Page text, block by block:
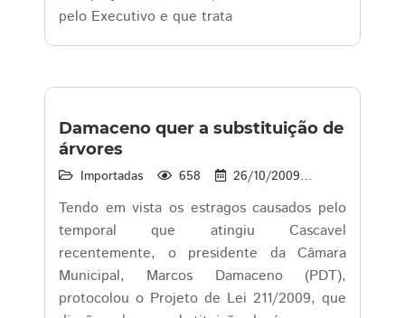
pelo Executivo e que trata
Damaceno quer a substituição de
árvores
Importadas 658 26/10/2009
Tendo em vista os estragos causados pelo
temporal que atingiu Cascavel
recentemente, o presidente da Câmara
Municipal, Marcos Damaceno (PDT),
protocolou o Projeto de Lei 211/2009, que